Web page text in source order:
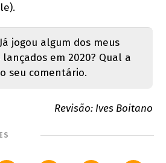
jogou algum dos meus
em 2020? Qual a
seu comentário.
Revisão: Ives Boitano